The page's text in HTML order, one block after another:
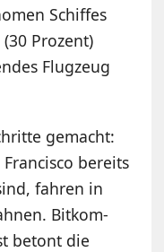
Schiffes
Prozent)
Flugzeug
gemacht:
bereits
fahren in
Bitkom-
betont die